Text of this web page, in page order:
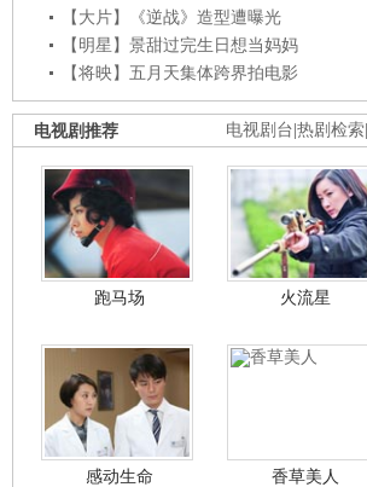
【大片】《逆战》造型遭曝光
【明星】景甜过完生日想当妈妈
【将映】五月天集体跨界拍电影
电视剧台 热剧检索
电视剧推荐
跑马场 火流星
感动生命 香草美人